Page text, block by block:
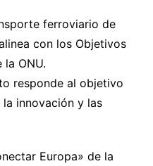
ferroviario de
con los Objetivos
ONU.
responde al objetivo
la innovación y las
Europa» de la